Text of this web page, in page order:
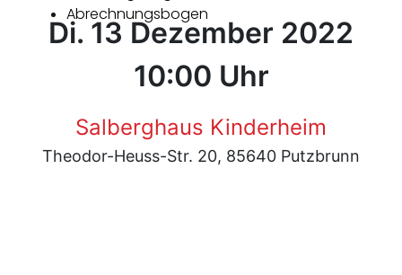
Abrechnungsbogen
Di. 13 Dezember 2022
10:00 Uhr
Salberghaus Kinderheim
Theodor-Heuss-Str. 20, 85640 Putzbrunn